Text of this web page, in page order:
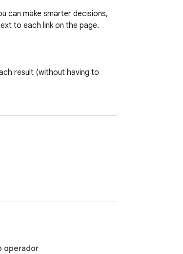
can make smarter decisions,
to each link on the page.
result (without having to
operador